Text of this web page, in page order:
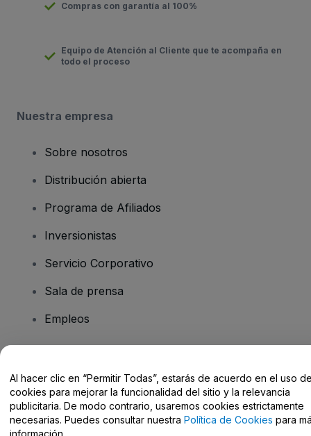
Compras con garantía al 100%
Equipo de Atención al Cliente que te acompaña en
todo el proceso
Nuestra empresa
Sobre nosotros
Distribución abierta
Programa de Afiliados
Inversionistas
Servicio Corporativo
Sala de prensa
Empleos
Centro de Ayuda / Contacto
Al hacer clic en “Permitir Todas”, estarás de acuerdo en el uso
cookies para mejorar la funcionalidad del sitio y la relevancia
publicitaria. De modo contrario, usaremos cookies estrictamente
necesarias. Puedes consultar nuestra Política de Cookies para
información.